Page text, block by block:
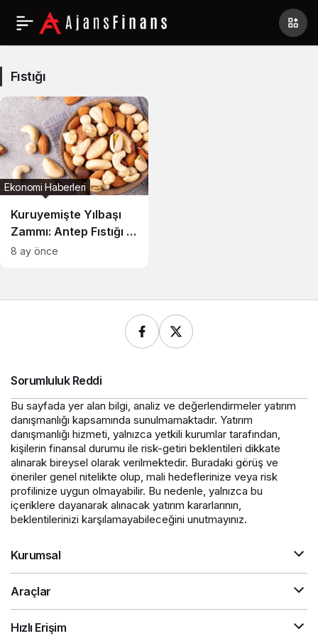
Fıstığı
Haberleri
Fıstığı
Kuruyemişte Yılbaşı
Zammı: Antep Fıstığı 4
Bin Liraya Koşuyor
Ekonomi Haberleri
8 ay önce
Sorumluluk Reddi
Bu sayfada yer alan bilgi, analiz ve değerlendirmeler yatırım
danışmanlığı kapsamında sunulmamaktadır. Yatırım
danışmanlığı hizmeti, yalnızca yetkili kurumlar tarafından,
kişilerin finansal durumu ile risk-getiri beklentileri dikkate
alınarak bireysel olarak verilmektedir. Buradaki görüş ve
öneriler genel nitelikte olup, mali hedeflerinize veya risk
profilinize uygun olmayabilir. Bu nedenle, yalnızca bu
içeriklere dayanarak alınacak yatırım kararlarının,
beklentilerinizi karşılamayabileceğini unutmayınız.
Kurumsal
Araçlar
Hızlı Erişim